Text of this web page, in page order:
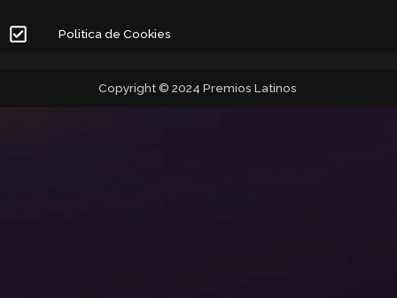
Politica de Cookies
Copyright © 2024 Premios Latinos